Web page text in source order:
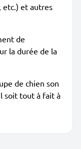
et autres
de
la durée de la
de chien son
soit tout à fait à